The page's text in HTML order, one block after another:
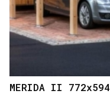
MERIDA II 772x594